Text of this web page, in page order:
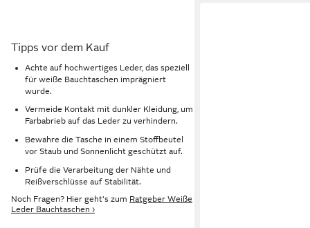
Tipps vor dem Kauf
Achte auf hochwertiges Leder, das speziell
für weiße Bauchtaschen imprägniert
wurde.
Vermeide Kontakt mit dunkler Kleidung, um
Farbabrieb auf das Leder zu verhindern.
Bewahre die Tasche in einem Stoffbeutel
vor Staub und Sonnenlicht geschützt auf.
Prüfe die Verarbeitung der Nähte und
Reißverschlüsse auf Stabilität.
Noch Fragen? Hier geht's zum Ratgeber Weiße
Leder Bauchtaschen ›